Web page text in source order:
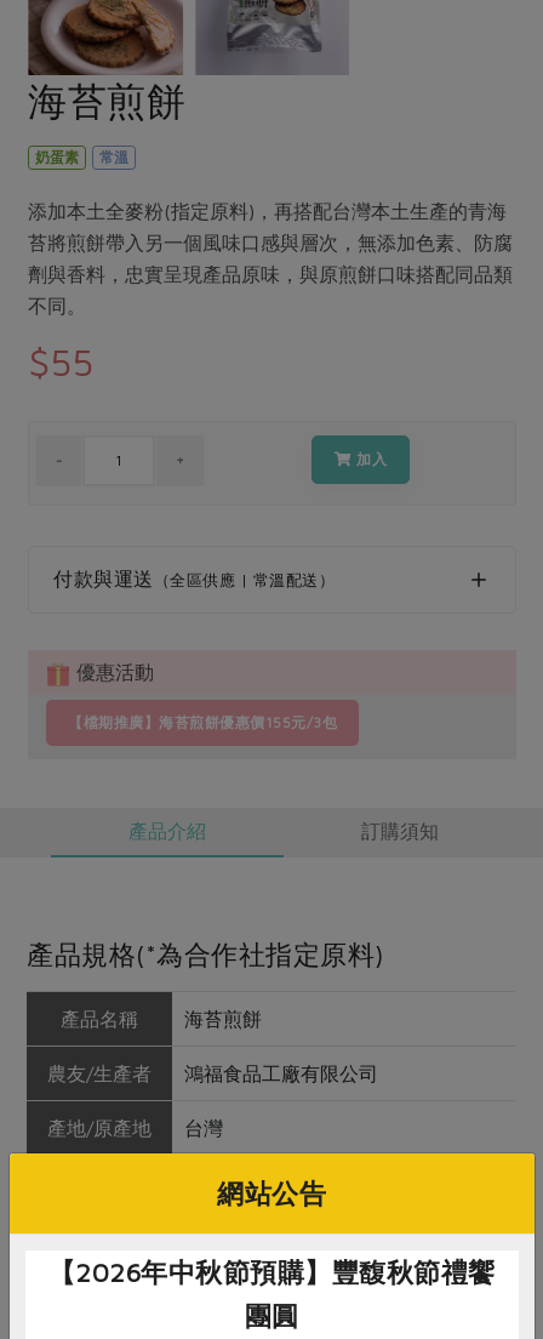
居家好物
美妝保養
家庭清潔
日用品
最新產品
優惠專區
素食專區
飲品
主題食譜
養身食補
節慶大餐
高麗菜海鮮煎餅
30%rPET紅烏龍茶
2024農業發展計畫年度報告
更多議題活動
把最好的台灣味帶回家！
更多議題
生活者e週報
綠主張月刊
典藏閱覽室
合作社法規
社務專區
選舉專區
最新消息
媒體報導
下載專區
地區活動
活動報下載
海苔煎餅
奶蛋素 常溫
添加本土全麥粉(指定原料)，再搭配台灣本土生產的青海
苔將煎餅帶入另一個風味口感與層次，無添加色素、防腐
劑與香料，忠實呈現產品原味，與原煎餅口味搭配同品類
不同。
$55
加入
付款與運送 （全區供應 | 常溫配送）
優惠活動
【檔期推廣】海苔煎餅優惠價155元/3包
產品介紹 訂購須知
產品規格(*為合作社指定原料)
產品名稱 海苔煎餅
農友/生產者 鴻福食品工廠有限公司
產地/原產地 台灣
150公克
內容物
麵粉、二砂、雞蛋、本土小麥粉*、無
水奶油、奶粉、海苔、鹽、膨脹劑(碳
酸氫鈉)
網站公告
【2026年中秋節預購】豐馥秋節禮饗
團圓